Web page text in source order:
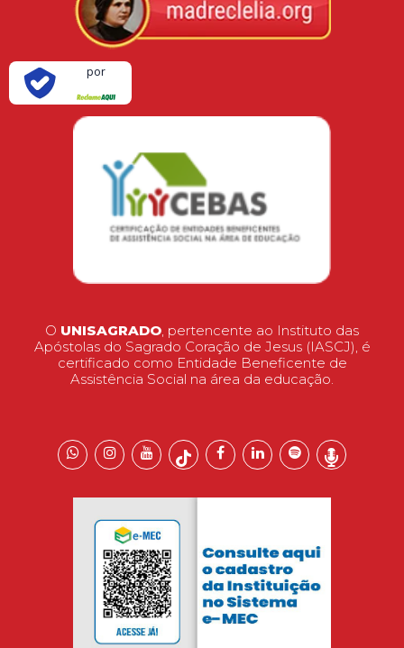
por
O UNISAGRADO, pertencente ao Instituto das
Apóstolas do Sagrado Coração de Jesus (IASCJ), é
certificado como Entidade Beneficente de
Assistência Social na área da educação.